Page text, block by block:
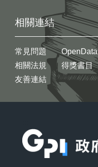
相關連結
常見問題
相關法規
友善連結
OpenData
得獎書目